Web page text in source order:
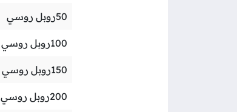
50روبل روسي
100روبل روسي
150روبل روسي
200روبل روسي